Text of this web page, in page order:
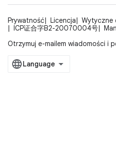
Prywatność Licencja
Wytyczne
ICP证合字B2-20070004号
Otrzymuj e-mailem wiadomości i